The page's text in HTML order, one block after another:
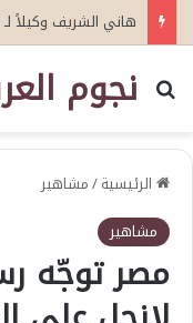
نجوم
بحث عن
الرئيسية/مشاهير
مشاهير
مصر توجّه